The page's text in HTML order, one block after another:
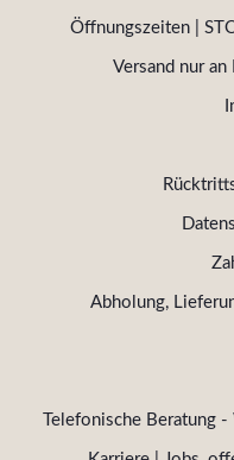
Öffnungszeiten |
Versand nur an
Abholung,
Telefonische Beratung